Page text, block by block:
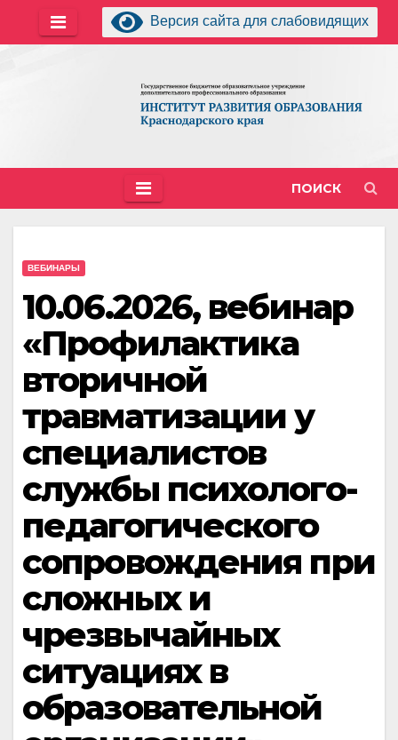
Версия сайта для слабовидящих
ПОИСК
ВЕБИНАРЫ
10.06.2026, вебинар
«Профилактика
вторичной
травматизации у
специалистов
службы психолого-
педагогического
сопровождения при
сложных и
чрезвычайных
ситуациях в
образовательной